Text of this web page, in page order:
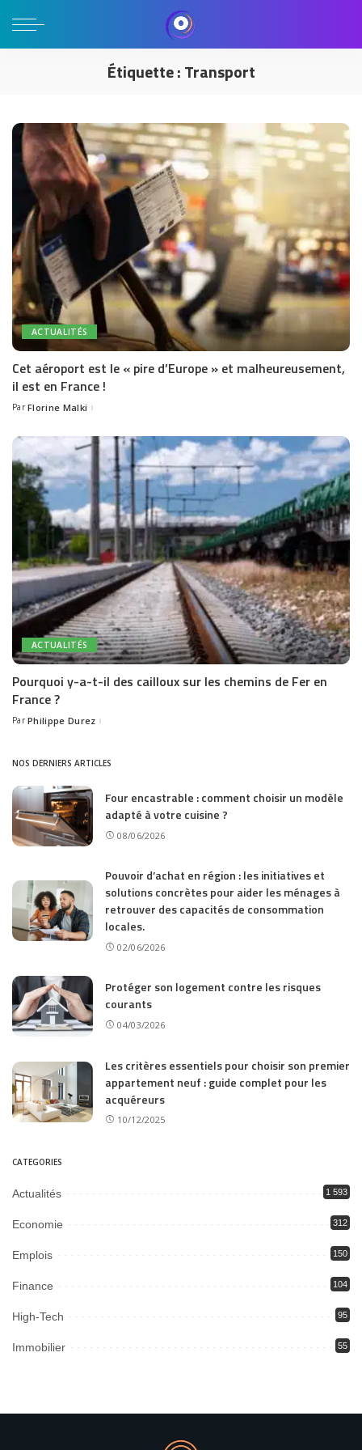
Étiquette :Transport
ACTUALITÉS
Cet aéroport est le « pire d’Europe » et malheureusement,
il est en France !
Posted
Par Florine Malki
ACTUALITÉS
Pourquoi y-a-t-il des cailloux sur les chemins de Fer en
France ?
Posted
Par Philippe Durez
NOS DERNIERS ARTICLES
Four encastrable : comment choisir un modèle
adapté à votre cuisine ?
08/06/2026
Pouvoir d’achat en région : les initiatives et
solutions concrètes pour aider les ménages à
retrouver des capacités de consommation
locales.
02/06/2026
Protéger son logement contre les risques
courants
04/03/2026
Les critères essentiels pour choisir son premier
appartement neuf : guide complet pour les
acquéreurs
10/12/2025
CATEGORIES
Actualités 1 593
Economie 312
Emplois 150
Finance 104
High-Tech 95
Immobilier 55